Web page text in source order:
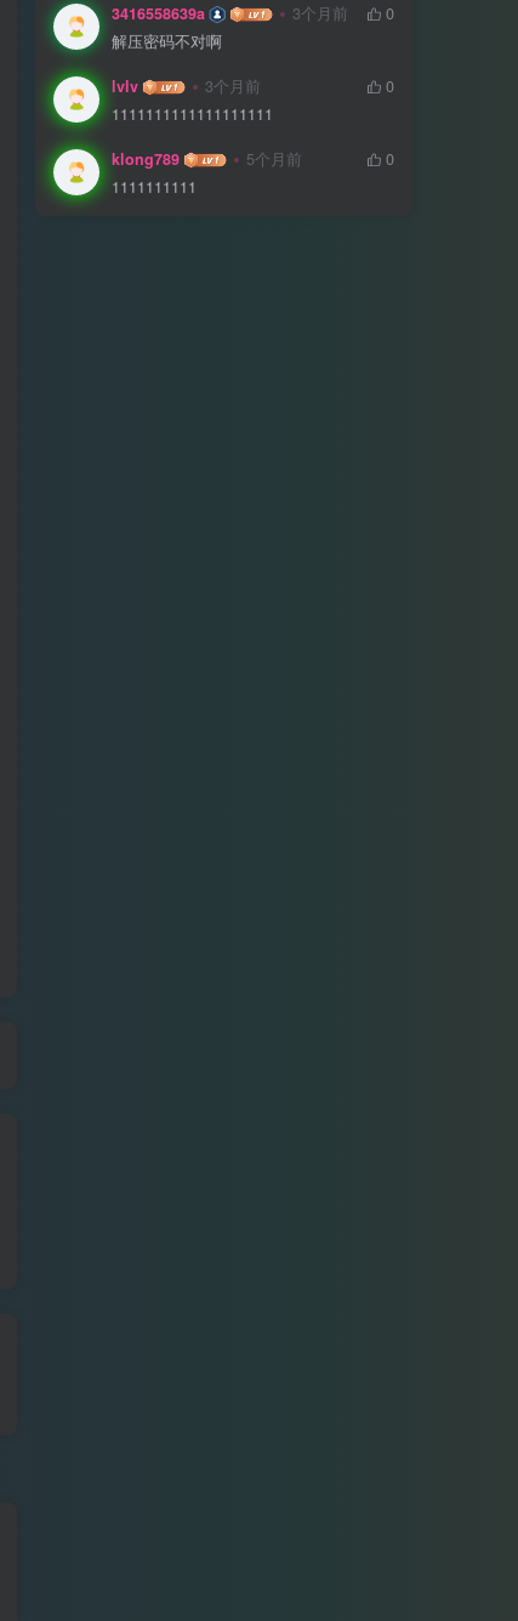
3416558639a 3个月前
0
解压密码不对啊
lvlv 3个月前
0
1111111111111111111
klong789 5个月前
0
1111111111